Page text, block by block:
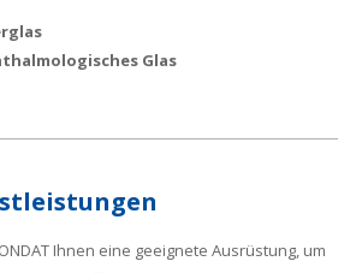
Glas
Ihnen eine geeignete Ausrüstung, um